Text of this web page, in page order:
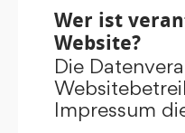
Wer ist
Website?
Die
Impressum